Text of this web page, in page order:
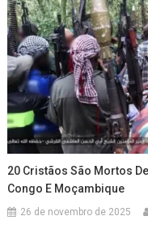
20 Cristãos São Mortos
Congo E Moçambique
26 de novembro de 2025